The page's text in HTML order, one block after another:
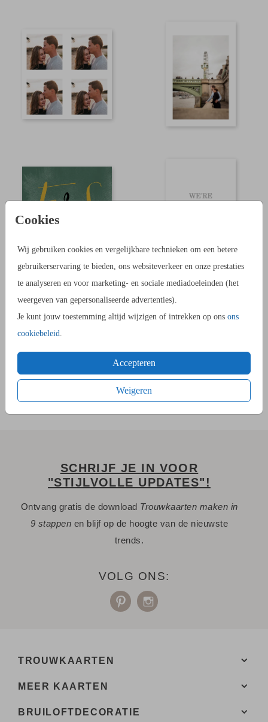
Cookies
Wij gebruiken cookies en vergelijkbare technieken om een betere
gebruikerservaring te bieden, ons websiteverkeer en onze prestaties
te analyseren en voor marketing- en sociale mediadoeleinden (het
weergeven van gepersonaliseerde advertenties).
Je kunt jouw toestemming altijd wijzigen of intrekken op ons ons
cookiebeleid.
Accepteren
Weigeren
Staat een kaartje met het ontwerp van jullie trouwkaart hier niet
tussen? Begin dan met eenblanco kaartje of stuur ons
eenmailtjemet het verzoek om een klein labeltje van een
SCHRIJF JE IN VOOR
"STIJLVOLLE UPDATES"!
Ontvang gratis de download Trouwkaarten maken in
9 stappen en blijf op de hoogte van de nieuwste
trends.
VOLG ONS:
TROUWKAARTEN
MEER KAARTEN
BRUILOFTDECORATIE